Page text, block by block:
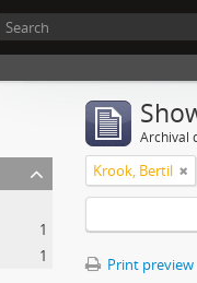
1
1
Archival
Krook, Bertil
Print preview